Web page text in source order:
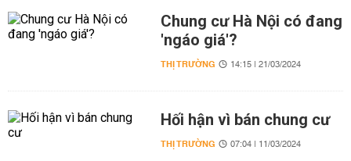
Chung cư Hà Nội có đang
'ngáo giá'?
THỊ TRƯỜNG 14:15 | 21/03/2024
Hối hận vì bán chung cư
THỊ TRƯỜNG 07:04 | 11/03/2024